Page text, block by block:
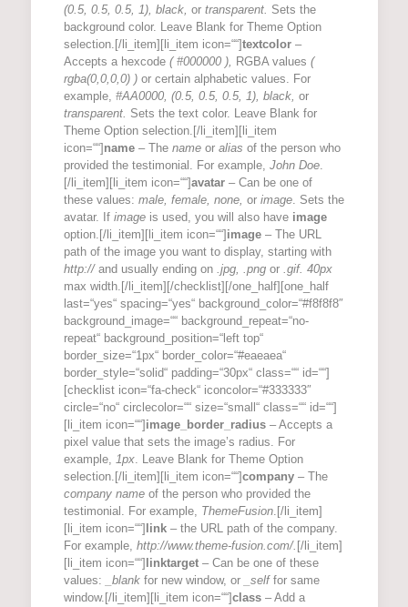
(0.5, 0.5, 0.5, 1), black, ortransparent. Sets the
background color. Leave Blank for Theme Option
selection.[/li_item][li_item icon=““]textcolor–
Accepts a hexcode ( #000000 ), RGBA values (
rgba(0,0,0,0) ) or certain alphabetic values. For
example, #AA0000, (0.5, 0.5, 0.5, 1), black, or
transparent. Sets the text color. Leave Blank for
Theme Option selection.[/li_item][li_item
icon=““] name– The nameor alias of the person who
provided the testimonial. For example, John Doe.
[/li_item][li_item icon=““]avatar– Can be one of
these values: male, female, none, orimage. Sets the
avatar. If imageis used, you will also have image
option.[/li_item][li_item icon=““] image– The URL
path of the image you want to display, starting with
http://and usually ending on.jpg, .png or.gif. 40px
max width.[/li_item][/checklist][/one_half][one_half
last=“yes“ spacing=“yes“ background_color=“#f8f8f8″
background_image=““ background_repeat=“no-
repeat“ background_position=“left top“
border_size=“1px“ border_color=“#eaeaea“
border_style=“solid“ padding=“30px“ class=““ id=““]
[checklist icon=“fa-check“ iconcolor=“#333333″
circle=“no“ circlecolor=““ size=“small“ class=““ id=““]
[li_item icon=““] image_border_radius– Accepts a
pixel value that sets the image’s radius. For
example, 1px. Leave Blank for Theme Option
selection.[/li_item][li_item icon=““]company– The
company nameof the person who provided the
testimonial. For example, ThemeFusion.[/li_item]
[li_item icon=““] link– the URL path of the company.
For example, http://www.theme-fusion.com/. [/li_item]
[li_item icon=““] linktarget– Can be one of these
values:
_blankfor new window, or _selffor same
window.[/li_item][li_item icon=““]class– Add a